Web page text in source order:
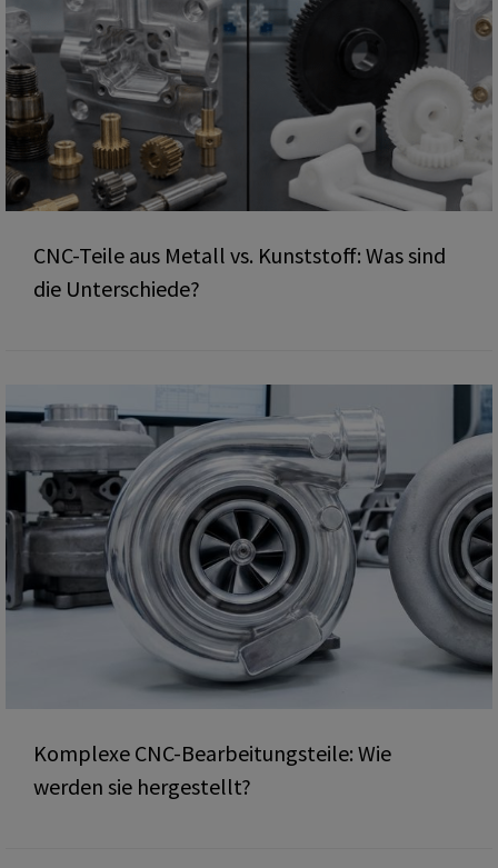
CNC-Teile aus Metall vs. Kunststoff: Was sind
die Unterschiede?
Komplexe CNC-Bearbeitungsteile: Wie
werden sie hergestellt?